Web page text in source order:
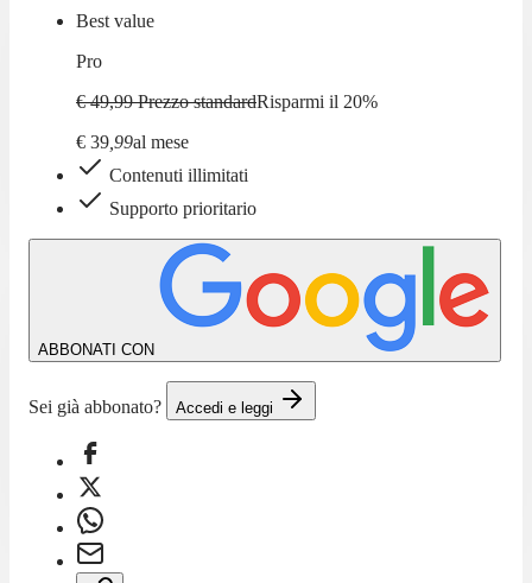
Best value
Pro
€ 49,99 Prezzo standardRisparmi il 20%
€ 39 99al mese
Contenuti illimitati
Supporto prioritario
ABBONATI CON
Sei già abbonato? Accedi e leggi